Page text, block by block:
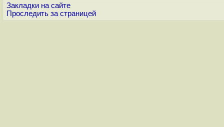
Закладки на сайте
Проследить за страницей